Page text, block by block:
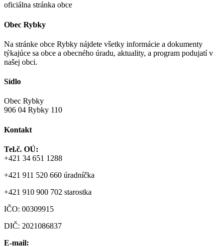
oficiálna stránka obce
Obec Rybky
Na stránke obce Rybky nájdete všetky informácie a dokumenty
týkajúce sa obce a obecného úradu, aktuality, a program podujatí v
našej obci.
Sídlo
Obec Rybky
906 04 Rybky 110
Kontakt
Tel.č. OÚ:
+421 34 651 1288
+421 911 520 660 úradníčka
+421 910 900 702 starostka
IČO: 00309915
DIČ: 2021086837
E-mail: